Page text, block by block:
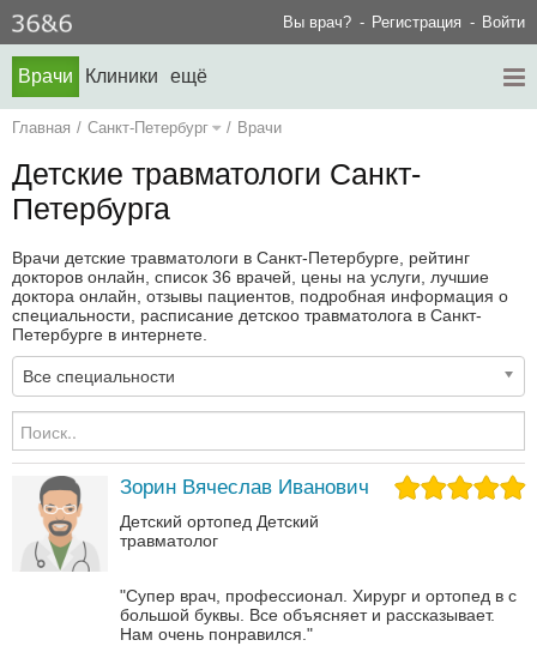
Вы врач? Регистрация Войти
Врачи Клиники ещё
Главная / Санкт-Петербург / Врачи
Детские травматологи Санкт-
Петербурга
Врачи детские травматологи в Санкт-Петербурге, рейтинг
докторов онлайн, список 36 врачей, цены на услуги, лучшие
доктора онлайн, отзывы пациентов, подробная информация о
специальности, расписание детскоо травматолога в Санкт-
Петербурге в интернете.
Все специальности
Зорин Вячеслав Иванович
Детский ортопед Детский
травматолог
"Супер врач, профессионал. Хирург и ортопед в с
большой буквы. Все объясняет и рассказывает.
Нам очень понравился."